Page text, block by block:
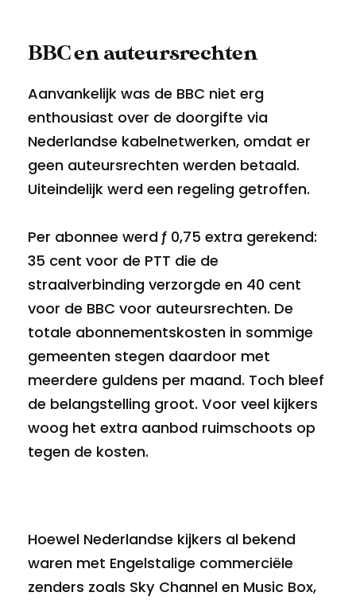
BBC en auteursrechten
Aanvankelijk was de BBC niet erg
enthousiast over de doorgifte via
Nederlandse kabelnetwerken, omdat er
geen auteursrechten werden betaald.
Uiteindelijk werd een regeling getroffen.
Per abonnee werd ƒ 0,75 extra gerekend:
35 cent voor de PTT die de
straalverbinding verzorgde en 40 cent
voor de BBC voor auteursrechten. De
totale abonnementskosten in sommige
gemeenten stegen daardoor met
meerdere guldens per maand. Toch bleef
de belangstelling groot. Voor veel kijkers
woog het extra aanbod ruimschoots op
tegen de kosten.
Hoewel Nederlandse kijkers al bekend
waren met Engelstalige commerciële
zenders zoals Sky Channel en Music Box,